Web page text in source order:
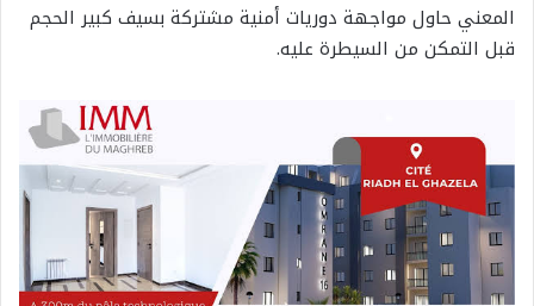
المعني حاول مواجهة دوريات أمنية مشتركة بسيف كبير الحجم
قبل التمكن من السيطرة عليه.